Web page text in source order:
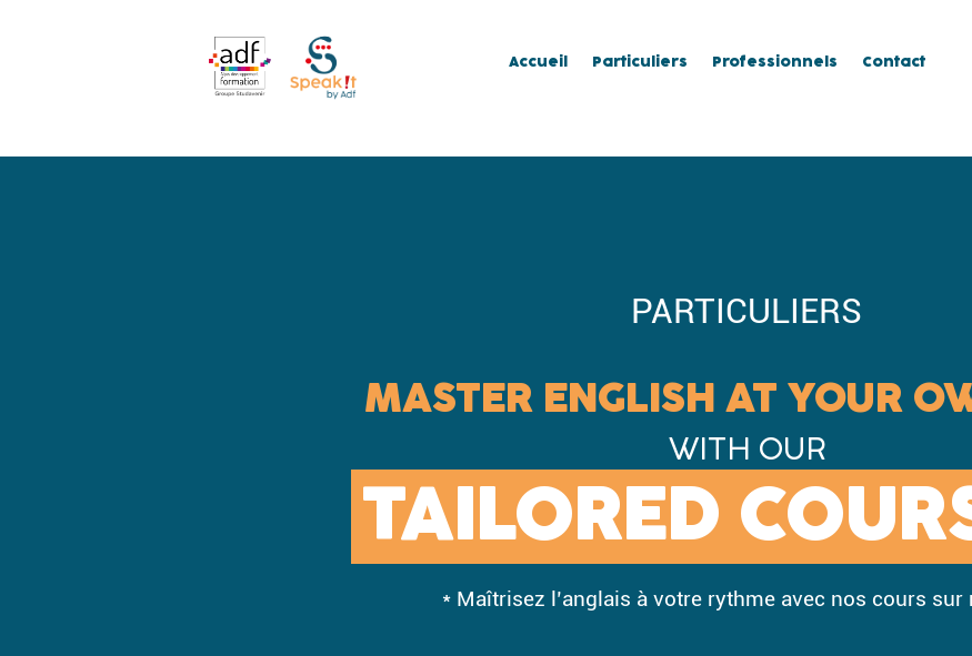
Accueil Particuliers Professionnels Contact
PARTICULIERS
MASTER ENGLISH AT YOUR
WITH OUR
TAILORED
* Maîtrisez l’anglais à votre rythme avec nos cours sur